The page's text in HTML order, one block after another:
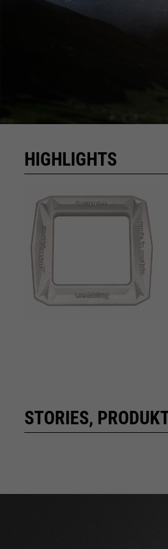
HIGHLIGHTS
STORIES,